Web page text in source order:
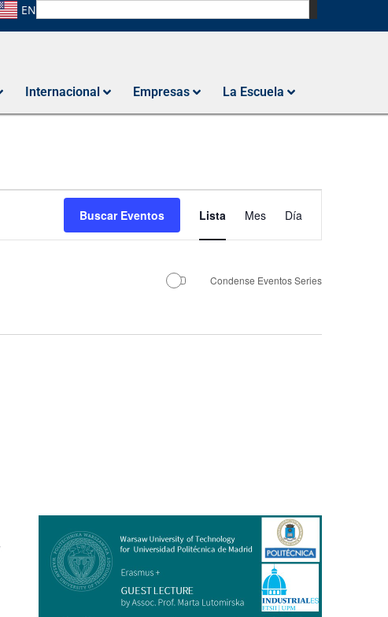
EN
Internacional Empresas La Escuela
Buscar Eventos
de
de
Lista Mes Día
Condense Eventos Series